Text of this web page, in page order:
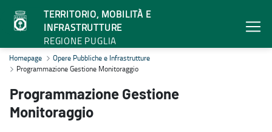
TERRITORIO, MOBILITÀ E
INFRASTRUTTURE
REGIONE PUGLIA
Programmazione Gestione Monitoraggio - Territorio, mobilità e
Homepage
Opere Pubbliche e Infrastrutture
Programmazione Gestione Monitoraggio
Programmazione Gestione
Monitoraggio